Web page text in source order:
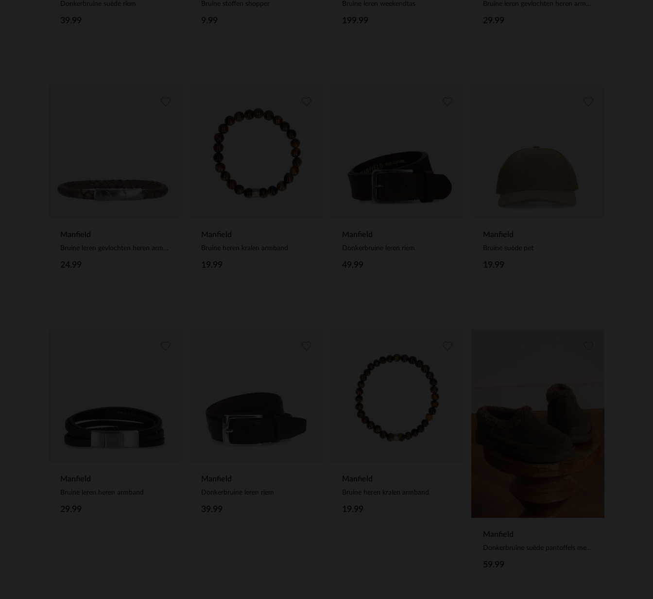
Donkerbruine suède riem
39.99
Bruine stoffen shopper
9.99
Bruine leren weekendtas
199.99
Bruine leren gevlochten heren armband
29.99
Manfield
Bruine leren gevlochten heren armband
24.99
Manfield
Bruine heren kralen armband
19.99
Manfield
Donkerbruine leren riem
49.99
Manfield
Bruine suède pet
19.99
Manfield
Bruine leren heren armband
29.99
Manfield
Donkerbruine leren riem
39.99
Manfield
Bruine heren kralen armband
19.99
Manfield
Donkerbruine suède pantoffels met imitatie wol
59.99